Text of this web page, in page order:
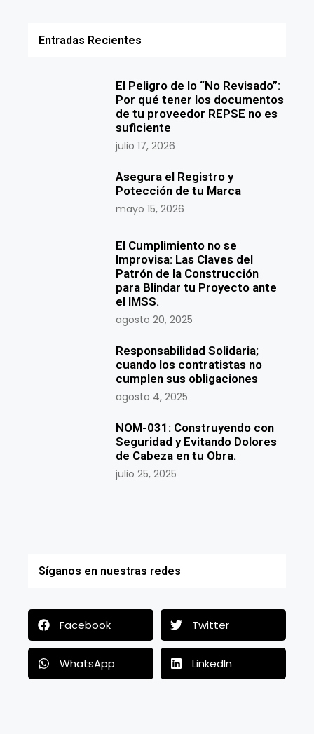
Entradas Recientes
El Peligro de lo “No Revisado”:
Por qué tener los documentos
de tu proveedor REPSE no es
suficiente
julio 17, 2026
Asegura el Registro y
Potección de tu Marca
mayo 15, 2026
El Cumplimiento no se
Improvisa: Las Claves del
Patrón de la Construcción
para Blindar tu Proyecto ante
el IMSS.
agosto 20, 2025
Responsabilidad Solidaria;
cuando los contratistas no
cumplen sus obligaciones
agosto 4, 2025
NOM-031: Construyendo con
Seguridad y Evitando Dolores
de Cabeza en tu Obra.
julio 25, 2025
Síganos en nuestras redes
Facebook Twitter
WhatsApp LinkedIn